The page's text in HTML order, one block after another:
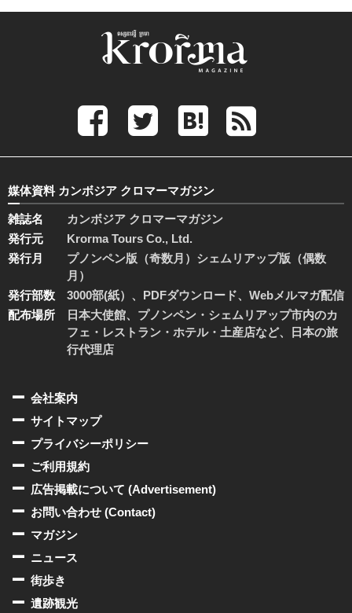
媒体資料 カンボジア クロマーマガジン
雑誌名
カンボジア クロマーマガジン
発行元
Krorma Tours Co., Ltd.
発行月
プノンペン版（奇数月）シェムリアップ版（偶数
月）
発行部数
3000部(紙）、PDFダウンロード、Webメルマガ配信
配布場所
日本大使館、プノンペン・シェムリアップ市内のカ
フェ・レストラン・ホテル・土産店など、日本の旅
行代理店
会社案内
サイトマップ
プライバシーポリシー
ご利用規約
広告掲載について (Advertisement)
お問い合わせ (Contact)
マガジン
ニュース
街歩き
遺跡観光